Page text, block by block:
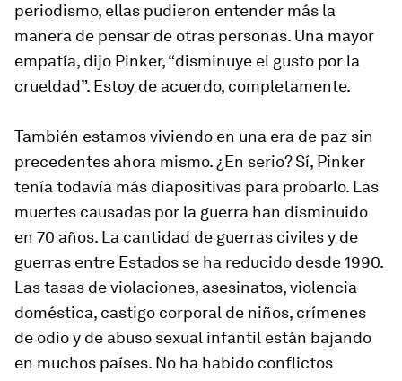
periodismo, ellas pudieron entender más la
manera de pensar de otras personas. Una mayor
empatía, dijo Pinker, “disminuye el gusto por la
crueldad”. Estoy de acuerdo, completamente.
También estamos viviendo en una era de paz sin
precedentes ahora mismo. ¿En serio? Sí, Pinker
tenía todavía más diapositivas para probarlo. Las
muertes causadas por la guerra han disminuido
en 70 años. La cantidad de guerras civiles y de
guerras entre Estados se ha reducido desde 1990.
Las tasas de violaciones, asesinatos, violencia
doméstica, castigo corporal de niños, crímenes
de odio y de abuso sexual infantil están bajando
en muchos países. No ha habido conflictos